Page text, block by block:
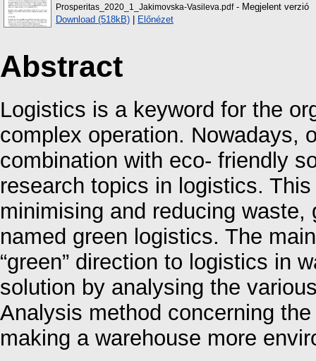
Prosperitas_2020_1_Jakimovska-Vasileva.pdf- Megjelent verzió
Download (518kB) | Előnézet
Abstract
Logistics is a keyword for the
complex operation. Nowadays,
combination with eco- friendly
research topics in logistics.
minimising and reducing
named green logistics. The
“green” direction to logistics in
solution by analysing the
Analysis method concerning
making a warehouse more